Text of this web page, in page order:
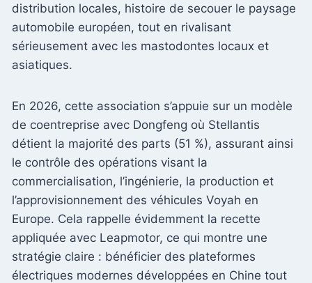
distribution locales, histoire de secouer le paysage
automobile européen, tout en rivalisant
sérieusement avec les mastodontes locaux et
asiatiques.
En 2026, cette association s’appuie sur un modèle
de coentreprise avec Dongfeng où Stellantis
détient la majorité des parts (51 %), assurant ainsi
le contrôle des opérations visant la
commercialisation, l’ingénierie, la production et
l’approvisionnement des véhicules Voyah en
Europe. Cela rappelle évidemment la recette
appliquée avec Leapmotor, ce qui montre une
stratégie claire : bénéficier des plateformes
électriques modernes développées en Chine tout